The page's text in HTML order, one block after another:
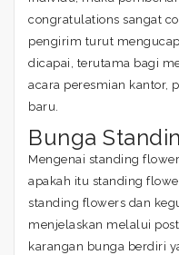
congratulations sangat
pengirim turut
dicapai, terutama bagi
acara peresmian kantor,
baru.
Bunga
Mengenai standing
apakah itu standing
standing flowers dan
menjelaskan melalui
karangan bunga berdiri